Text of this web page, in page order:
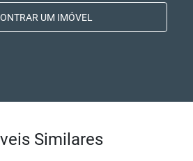
UM IMÓVEL
Similares